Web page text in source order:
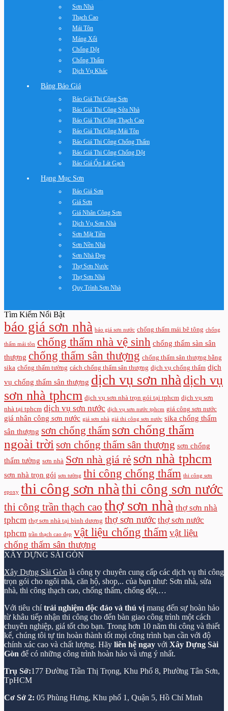
Sơn Nhà
Thạch Cao
Mái Tôn
Máng Xối
Chống Dột
Chống Thấm
Dịch Vụ Khác
Bảng Báo Giá
Báo Giá Thi Công Sơn
Báo Giá Thi Công Sửa Nhà
Báo Giá Thi Công Thạch Cao
Báo Giá Thi Công Mái Tôn
Báo Giá Thi Công Chống Thấm
Báo Giá Thi Công Chống Dột
Báo Giá Ốp Lát Gạch
Hạng Mục Sơn
Báo Giá Sơn
Giá Sơn
Giá Nhân Công Sơn
Dịch Vụ Sơn Nhà
Sơn Mặt Tiền
Sơn Nền Nhà
Sơn Nhà Đẹp
Thợ Sơn Nước
Thợ Sơn Nhà
Quy Trình Sơn Nhà
Tìm Kiếm Nổi Bật
báo giá sơn nhà báo giá sơn nước chống thấm mái bê tông chống
thấm mái tôn chống thấm nhà vệ sinh chống thấm sàn sân
thượng chống thấm sân thượng chống thấm sân thượng bằng
sika chống thấm tường cách chống thấm sân thượng dịch vụ chống thấm dịch
vụ chống thấm sân thượng dịch vụ sơn nhà dịch vụ
sơn nhà tphcm dịch vụ sơn nhà trọn gói tại tphcm dịch vụ sơn
nhà tại tphcm dịch vụ sơn nước dịch vụ sơn nước tphcm giá công sơn nước
giá nhân công sơn nước giá sơn nhà giá thi công sơn nước sika chống thấm
sân thượng sơn chống thấm sơn chống thấm
ngoài trời sơn chống thấm sân thượng sơn chống
thấm tường sơn nhà Sơn nhà giá rẻ sơn nhà tphcm
sơn nhà trọn gói sơn tường thi công chống thấm thi công sơn
epoxy thi công sơn nhà thi công sơn nước
thi công trần thạch cao thợ sơn nhà thợ sơn nhà
tphcm thợ sơn nhà tại bình dương thợ sơn nước thợ sơn nước
tphcm trần thạch cao đẹp vật liệu chống thấm vật liệu
chống thấm sân thượng
XÂY DỰNG SÀI GÒN
Xây Dựng Sài Gòn là công ty chuyên cung cấp các dịch vụ thi công
trọn gói cho ngôi nhà, căn hộ, shop,.. của bạn như: Sơn nhà, sửa
nhà, thi công thạch cao, chống thấm, chống dột,…
Với tiêu chítrải nghiệm độc đáo và thú vị mang đến sự hoàn hảo
từ khâu tiếp nhận thi công cho đến bàn giao công trình một cách
chuyên nghiệp, giá tốt cho bạn. Trong hơn 10 năm thi công và thiết
kế, chúng tôi tự tin hoàn thành tốt mọi công trình bạn cần với độ
chính xác cao và chất lượng. Hãy liên hệ ngay với Xây Dựng Sài
Gòn để có những công trình hoàn hảo và ưng ý nhất.
Trụ Sở:177 Đường Trần Thị Trọng, Khu Phố 8, Phường Tân Sơn,
TpHCM
Cơ Sở 2: 05 Phùng Hưng, Khu phố 1, Quận 5, Hồ Chí Minh